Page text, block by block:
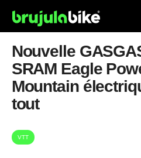
Nouvelle
SRAM Eagle
Mountain
tout
VTT